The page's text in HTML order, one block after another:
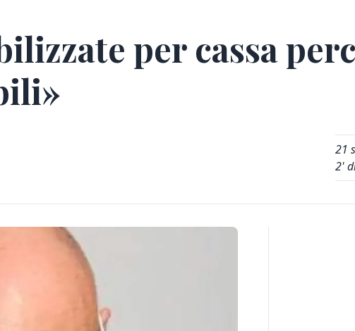
per cassa
21
2'